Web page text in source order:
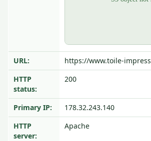
URL:
https://www.toile-
HTTP
status:
200
Primary IP:
178.32.243.140
HTTP
server:
Apache